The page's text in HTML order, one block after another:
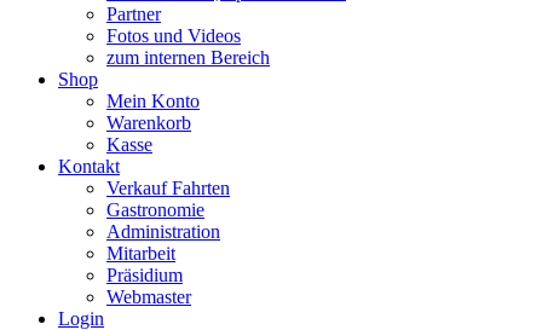
Partner
Fotos und Videos
zum internen Bereich
Shop
Mein Konto
Warenkorb
Kasse
Kontakt
Verkauf Fahrten
Gastronomie
Administration
Mitarbeit
Präsidium
Webmaster
Login